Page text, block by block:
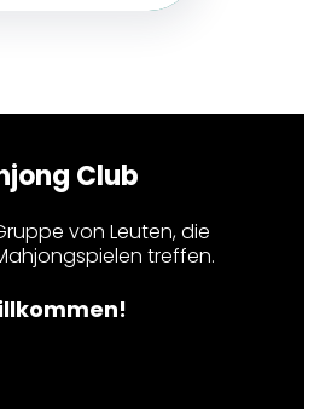
Club
von Leuten, die
treffen.